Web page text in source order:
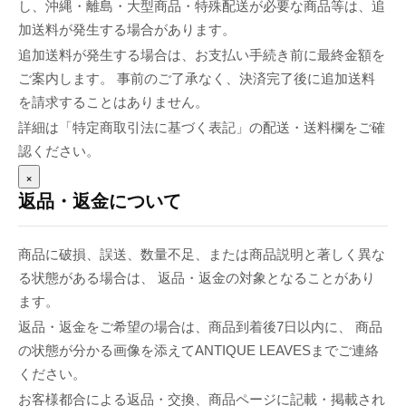
し、沖縄・離島・大型商品・特殊配送が必要な商品等は、追
加送料が発生する場合があります。
追加送料が発生する場合は、お支払い手続き前に最終金額を
ご案内します。 事前のご了承なく、決済完了後に追加送料
を請求することはありません。
詳細は「特定商取引法に基づく表記」の配送・送料欄をご確
認ください。
×
返品・返金について
商品に破損、誤送、数量不足、または商品説明と著しく異な
る状態がある場合は、 返品・返金の対象となることがあり
ます。
返品・返金をご希望の場合は、商品到着後7日以内に、 商品
の状態が分かる画像を添えてANTIQUE LEAVESまでご連絡
ください。
お客様都合による返品・交換、商品ページに記載・掲載され